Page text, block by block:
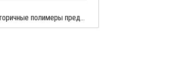
В Китае производить вторичные полимеры предложили по принципу конструкторов LEGO